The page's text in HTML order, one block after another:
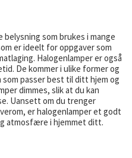
som brukes i mange
er ideelt for oppgaver som
Halogenlamper er også
De kommer i ulike former og
passer best til ditt hjem og
dimmes, slik at du kan
Uansett om du trenger
er halogenlamper et godt
atmosfære i hjemmet ditt.